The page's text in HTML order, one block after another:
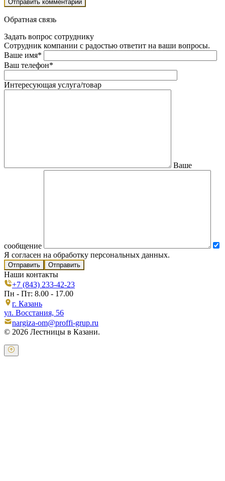
Обратная связь
Задать вопрос сотруднику
Сотрудник компании с радостью ответит на ваши вопросы.
Ваше имя*
Ваш телефон*
Интересующая услуга/товар
Ваше
сообщение
Я согласен на обработку персональных данных.
Отправить
Наши контакты
+7 (843) 233-42-23
Пн - Пт: 8.00 - 17.00
г. Казань
ул. Восстания, 56
nargiza-om@proffi-grup.ru
© 2026 Лестницы в Казани.